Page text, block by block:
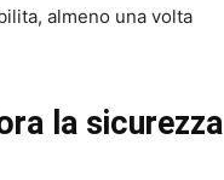
almeno una volta
la sicurezza